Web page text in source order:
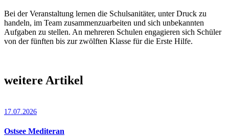
Bei der Veranstaltung lernen die Schulsanitäter, unter Druck zu
handeln, im Team zusammenzuarbeiten und sich unbekannten
Aufgaben zu stellen. An mehreren Schulen engagieren sich Schüler
von der fünften bis zur zwölften Klasse für die Erste Hilfe.
weitere Artikel
17.07.2026
Ostsee Mediteran